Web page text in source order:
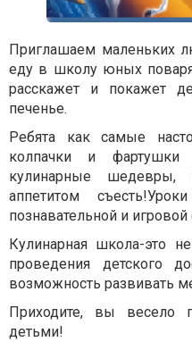
Приглашаем маленьких
еду в школу юных
расскажет и покажет
печенье.
Ребята как самые
колпачки и
кулинарные
аппетитом
познавательной и
Кулинарная школа-это
проведения детского
возможность развивать
Приходите, вы весело
детьми!